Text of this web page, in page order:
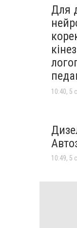
Для
10:40, 5
10:49, 5